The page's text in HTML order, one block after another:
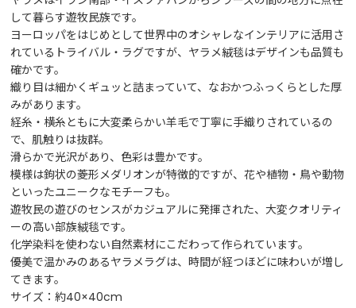
して暮らす遊牧民族です。
ヨーロッパをはじめとして世界中のオシャレなインテリアに活用さ
れているトライバル・ラグですが、ヤラメ絨毯はデザインも品質も
確かです。
織り目は細かくギュッと詰まっていて、なおかつふっくらとした厚
みがあります。
経糸・横糸ともに大変柔らかい羊毛で丁寧に手織りされているの
で、肌触りは抜群。
滑らかで光沢があり、色彩は豊かです。
模様は鉤状の菱形メダリオンが特徴的ですが、花や植物・鳥や動物
といったユニークなモチーフも。
遊牧民の遊びのセンスがカジュアルに発揮された、大変クオリティ
ーの高い部族絨毯です。
化学染料を使わない自然素材にこだわって作られています。
優美で温かみのあるヤラメラグは、時間が経つほどに味わいが増し
てきます。
サイズ：約40×40cm